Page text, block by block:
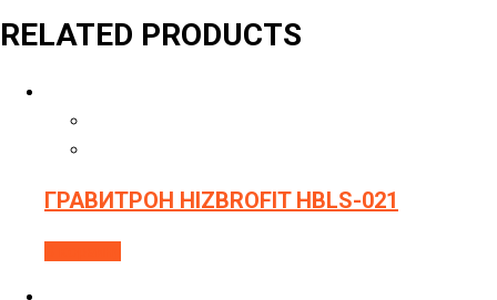
RELATED PRODUCTS
ГРАВИТРОН HIZBROFIT HBLS-021